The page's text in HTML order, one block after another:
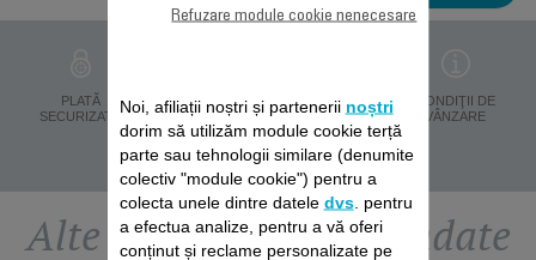
PLATĂ
SECURIZATĂ
LIVRARE ÎN 8 ZILE
PROTECŢIA
DATELOR
PERSONALE
CONDIŢII DE
VÂNZARE
Alte accesorii recomandate
Noi, afiliații noștri și partenerii noștri
dorim să utilizăm module cookie terță
parte sau tehnologii similare (denumite
colectiv "module cookie") pentru a
colecta unele dintre datele dvs. pentru
a efectua analize, pentru a vă oferi
conținut și reclame personalizate pe
Refuzare module cookie nenecesare